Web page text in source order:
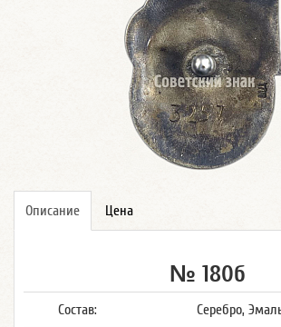
Описание Цена
№ 180б
Состав: Серебро,